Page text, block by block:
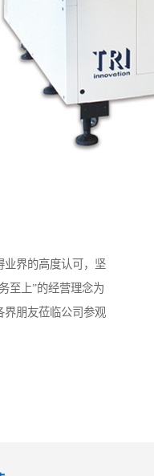
业界的高度认可，坚
至上”的经营理念为
界朋友莅临公司参观